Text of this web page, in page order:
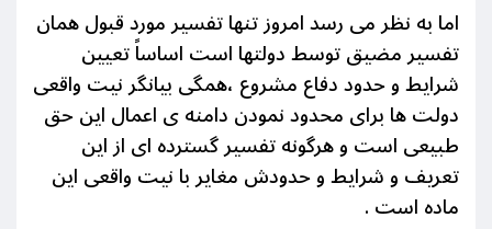
اما به نظر می رسد امروز تنها تفسیر مورد قبول همان
تفسیر مضیق توسط دولتها است اساساً تعیین
شرایط و حدود دفاع مشروع ،همگی بیانگر نیت واقعی
دولت ها برای محدود نمودن دامنه ی اعمال این حق
طبیعی است و هرگونه تفسیر گسترده ای از این
تعریف و شرایط و حدودش مغایر با نیت واقعی این
ماده است .